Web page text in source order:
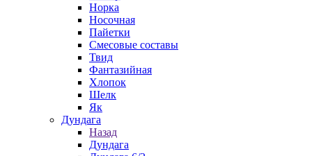
Норка
Носочная
Пайетки
Смесовые составы
Твид
Фантазийная
Хлопок
Шелк
Як
Дундага
Назад
Дундага